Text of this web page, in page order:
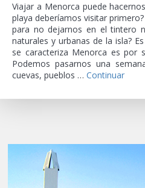
Viajar a Menorca puede
playa deberíamos visitar
para no dejarnos en el tintero
naturales y urbanas de la isla?
se caracteriza Menorca es por
Podemos pasarnos una
cuevas, pueblos … Continuar